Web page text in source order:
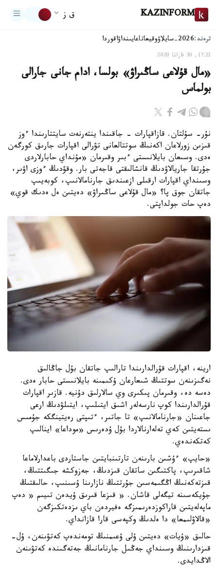
KAZINFORM ق ز
ترەند:2026-سايلاۋ وقيعاتاعايىنداۋاقوردا
17:22, 30 قاراشا 2020
«مال قۇلاعى ساڭىراۋ» بولسا، ادام جانى جارالى
بولماس
نۇر- سۇلتان. قازاقپارات - جاقىندا ينتەرنەت سايتتارىندا ءوز
قىزىن زورلاعان اكەنىڭ سوتتالعانى تۋرالى اقپارات جارىق كورگەن
ەدى. وسىعان بايلانىستى ءبىر وقىرمان «مۇنداي حابارلاردى
جۇرتقا جاريالاۋدىڭ قانشالىقتى قاجەتى بار. وقۋدىڭ ءوزى اۋىر،
وسىنداي اقپارات ارقىلى ازعىندىق جارنامالانىپ، كوبەيىپ
جاتقان جوق پا؟ «مال قۇلاعى ساڭىراۋ» دەيتىن ەل ەدىك قوي»
دەپ حات جولداپتى.
ارينە، اقپارات قۇرالدارىندا تارالىپ جاتقان بۇل جاڭالىق
نەگىزىنەن سوتتىڭ شىعارعان ۇكىمىنە بايلانىستى حابار ەدى.
دەسە دە، وقىرمان پىكىرى وي سالارلىق دۇنيە. قازىر اقپارات
قۇرالدارىندا كوپ نارسەلەر اشىق ايتىلىپ، ايتىلۋدىڭ ارعى
جاعىنان «جارنامالانىپ» تا جاتىر، ءتىپتى رەيتينگكە جۇمىس
ىستەيتىن كەي تەلەارنالاردا بۇل ۇدەرىس «موداعا» اينالىپ
كەتكەندەي.
«حايپ» ءۇشىن بارىنەن تارتىنبايتىن جاستاردى باعدارلاماعا
شاقىرىپ، پاكتىگىن ساتقان قىزدىڭ، جەزوكشە جىگىتتىڭ،
قىزتەكەنىڭ اڭگىمەسىن جۇرتتىڭ نازارىنا ۇسىنىپ، حالىقتىڭ
جۇيكەسىنە تيگەلى قاشان. « قىزعا قىرىق ۇيدەن تىيىم « دەپ
ماپەلەيتىن قاراكوزدەرىمىزگە ەفيردەن باي ىزدەتكىزگەن
«قالاۋلىمعا» دا ەلدىڭ وكپەسى قارا قازانداي.
حالىق «ۇيات» دەيتىن ۇلى ۇعىمنىڭ تومەندەپ كەتۋىنەن، ۇل-
قىزدارىنىڭ وسىنداي جەڭىل جارنامانىڭ جەتەگىندە كەتۋىنەن
الاڭدايدى.